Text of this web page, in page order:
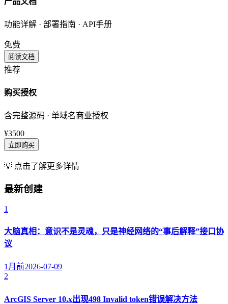
功能详解 · 部署指南 · API手册
免费
阅读文档
推荐
购买授权
含完整源码 · 单域名商业授权
¥3500
立即购买
💡 点击了解更多详情
最新创建
1
大脑真相：意识不是灵魂，只是神经网络的“事后解释”接口协
议
1月前2026-07-09
2
ArcGIS Server 10.x出现498 Invalid token错误解决方法